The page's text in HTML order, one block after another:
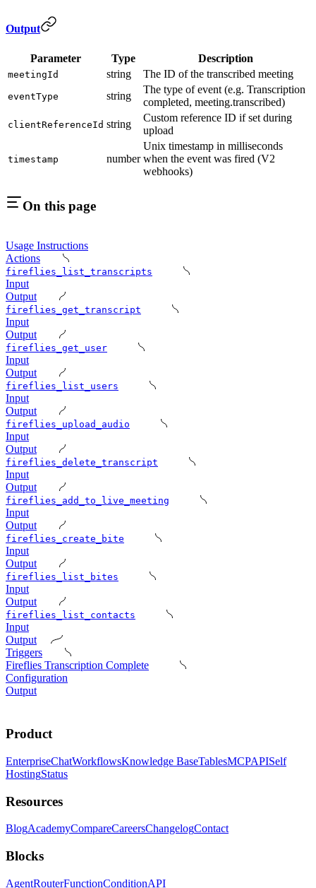
Output
Parameter Type Description
meetingId string The ID of the transcribed meeting
eventType string
The type of event (e.g. Transcription
completed, meeting.transcribed)
clientReferenceId string
Custom reference ID if set during
upload
timestamp number
Unix timestamp in milliseconds
when the event was fired (V2
webhooks)
On this page
Usage Instructions
Actions
fireflies_list_transcripts
Input
Output
fireflies_get_transcript
Input
Output
fireflies_get_user
Input
Output
fireflies_list_users
Input
Output
fireflies_upload_audio
Input
Output
fireflies_delete_transcript
Input
Output
fireflies_add_to_live_meeting
Input
Output
fireflies_create_bite
Input
Output
fireflies_list_bites
Input
Output
fireflies_list_contacts
Input
Output
Triggers
Fireflies Transcription Complete
Configuration
Output
Product
EnterpriseChatWorkflowsKnowledge BaseTablesMCPAPISelf
HostingStatus
Resources
BlogAcademyCompareCareersChangelogContact
Blocks
AgentRouterFunctionConditionAPI